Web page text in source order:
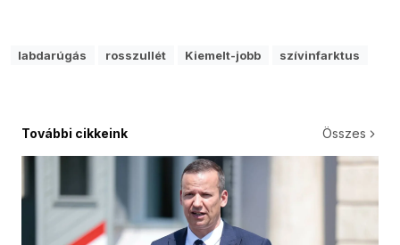
labdarúgás rosszullét Kiemelt-jobb szívinfarktus
További cikkeink Összes